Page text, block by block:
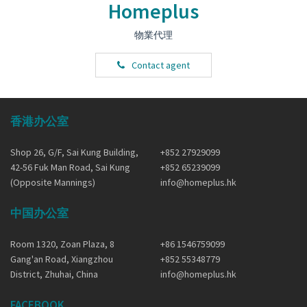
Homeplus
物業代理
Contact agent
香港办公室
Shop 26, G/F, Sai Kung Building,
42-56 Fuk Man Road, Sai Kung
(Opposite Mannings)
+852 27929099
+852 65239099
info@homeplus.hk
中国办公室
Room 1320, Zoan Plaza, 8
Gang'an Road, Xiangzhou
District, Zhuhai, China
+86 1546759099
+852 55348779
info@homeplus.hk